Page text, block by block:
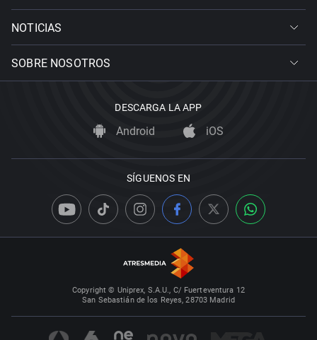
NOTICIAS
SOBRE NOSOTROS
DESCARGA LA APP
Android iOS
SÍGUENOS EN
Copyright © Uniprex, S.A.U., C/ Fuerteventura 12
San Sebastián de los Reyes, 28703 Madrid